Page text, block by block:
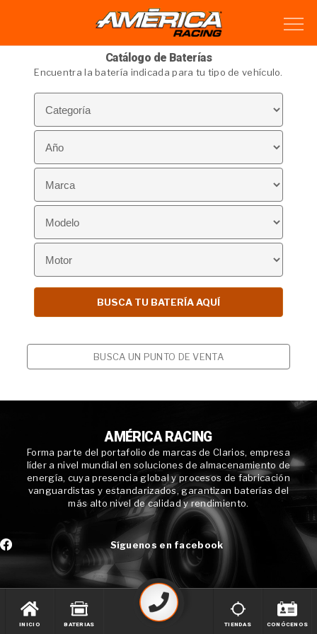
Catálogo de Baterías
Encuentra la batería indicada para tu tipo de vehículo.
BUSCA UN PUNTO DE VENTA
AMÉRICA RACING
Forma parte del portafolio de marcas de Clarios, empresa
líder a nivel mundial en soluciones de almacenamiento de
energía, cuya presencia global y procesos de fabricación
vanguardistas y estandarizados, garantizan baterías del
más alto nivel de calidad y rendimiento.
Síguenos en facebook
INICIO BATERIAS TIENDAS CONÓCENOS